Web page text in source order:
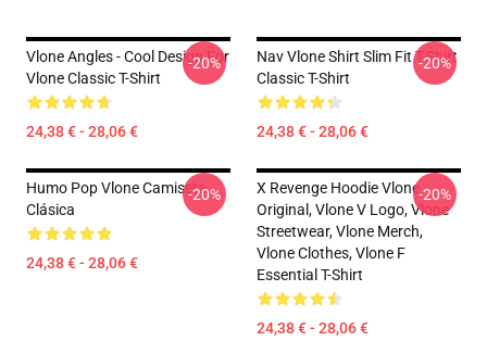
Vlone Angles - Cool Design For
Vlone Classic T-Shirt
24,38 € - 28,06 €
-20%
Nav Vlone Shirt Slim Fit T-Shirt
Classic T-Shirt
24,38 € - 28,06 €
-20%
Humo Pop Vlone Camiseta
Clásica
24,38 € - 28,06 €
-20%
X Revenge Hoodie Vlone
Original, Vlone V Logo, Vlone
Streetwear, Vlone Merch,
Vlone Clothes, Vlone F
Essential T-Shirt
24,38 € - 28,06 €
-20%